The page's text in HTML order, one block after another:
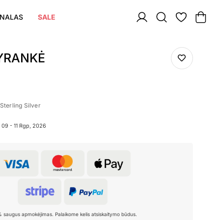
SALE
Silver
09 - 11 Rgp, 2026
saugus apmokėjimas. Palaikome kelis atsiskaitymo būdus.